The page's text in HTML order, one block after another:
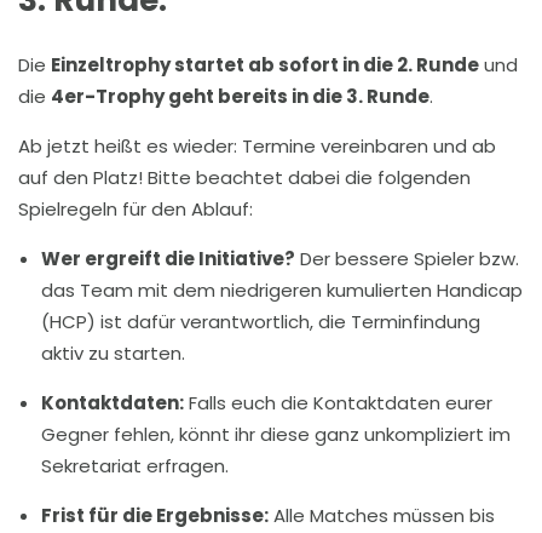
Die Einzeltrophy startet ab sofort in die 2. Rundeund
die 4er-Trophy geht bereits in die 3. Runde.
Ab jetzt heißt es wieder: Termine vereinbaren und ab
auf den Platz! Bitte beachtet dabei die folgenden
Spielregeln für den Ablauf:
Wer ergreift die Initiative? Der bessere Spieler bzw.
das Team mit dem niedrigeren kumulierten Handicap
(HCP) ist dafür verantwortlich, die Terminfindung
aktiv zu starten.
Kontaktdaten:Falls euch die Kontaktdaten eurer
Gegner fehlen, könnt ihr diese ganz unkompliziert im
Sekretariat erfragen.
Frist für die Ergebnisse:Alle Matches müssen bis